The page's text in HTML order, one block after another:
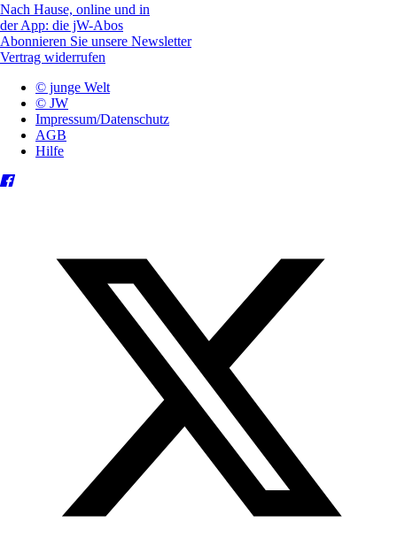
Nach Hause, online und in
der App: die jW-Abos
Abonnieren Sie unsere Newsletter
Vertrag widerrufen
© junge Welt
© JW
Impressum/Datenschutz
AGB
Hilfe